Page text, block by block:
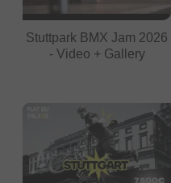
Stuttpark BMX Jam 2026
- Video + Gallery